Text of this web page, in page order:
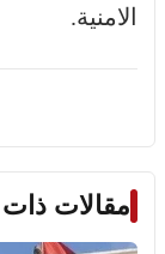
الامنية.
مقالات